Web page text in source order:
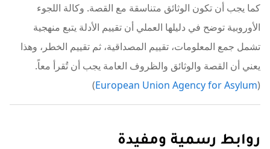
كما يجب أن تكون الوثائق متناسقة مع القصة. وكالة اللجوء
الأوروبية توضح في دليلها العملي أن تقييم الأدلة يتبع منهجية
تشمل جمع المعلومات، تقييم المصداقية، ثم تقييم الخطر، وهذا
يعني أن القصة والوثائق والظروف العامة يجب أن تُقرأ معاً.
(
European Union Agency for Asylum
)
روابط رسمية ومفيدة